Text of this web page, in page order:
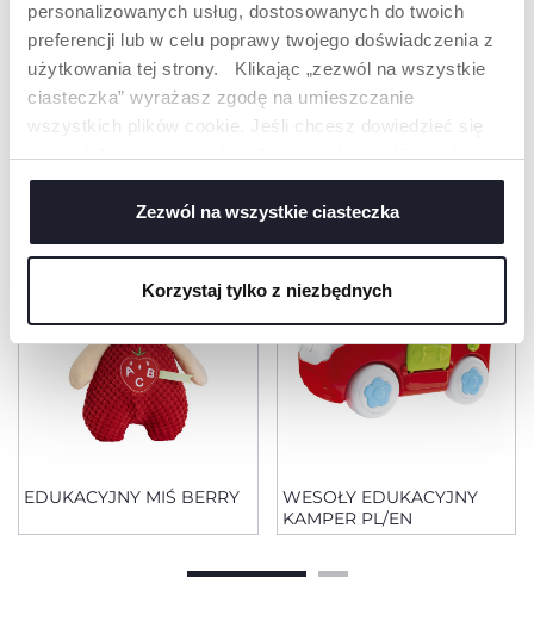
personalizowanych usług, dostosowanych do twoich
preferencji lub w celu poprawy twojego doświadczenia z
użytkowania tej strony. Klikając „zezwól na wszystkie
ciasteczka” wyrażasz zgodę na umieszczanie
wszystkich plików cookie. Jeśli chcesz dowiedzieć się
więcej lub wyrazić zgodę tylko na niektóre pliki cookie,
kliknij „Ustawienia”. Zamykając ten baner, wyrażasz
zgodę na używanie wyłącznie technicznych plików
cookie, które są niezbędne dla żądanej usługi.
Zezwól na wszystkie ciasteczka
Korzystaj tylko z niezbędnych
ODKRYJ WIĘCEJ
PRODUKTY, KTÓRE MOGĄ CIĘ
ZAINTERESOWAĆ
EDUKACYJNY MIŚ BERRY
WESOŁY EDUKACYJNY
KAMPER PL/EN